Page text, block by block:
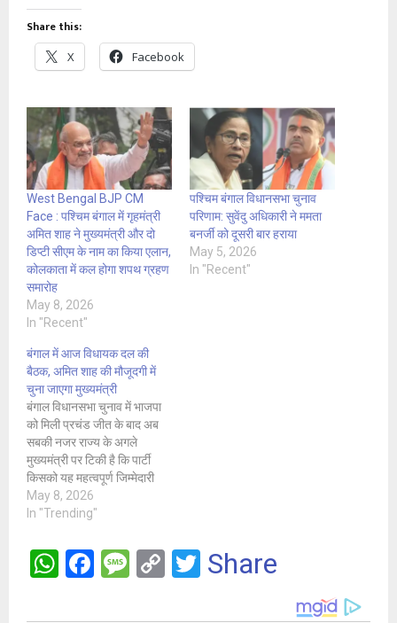
Share this:
X Facebook
West Bengal BJP CM
Face : पश्चिम बंगाल में गृहमंत्री
अमित शाह ने मुख्यमंत्री और दो
डिप्टी सीएम के नाम का किया एलान,
कोलकाता में कल होगा शपथ ग्रहण
समारोह
May 8, 2026
In "Recent"
पश्चिम बंगाल विधानसभा चुनाव
परिणाम: सुवेंदु अधिकारी ने ममता
बनर्जी को दूसरी बार हराया
May 5, 2026
In "Recent"
बंगाल में आज विधायक दल की
बैठक, अमित शाह की मौजूदगी में
चुना जाएगा मुख्यमंत्री
बंगाल विधानसभा चुनाव में भाजपा
को मिली प्रचंड जीत के बाद अब
सबकी नजर राज्य के अगले
मुख्यमंत्री पर टिकी है कि पार्टी
किसको यह महत्वपूर्ण जिम्मेदारी
सौंपती है। शुक्रवार को इस पर से
पर्दा हट जाएगा। विधायक दल के
अमित शाह कोलकाता…
May 8, 2026
In "Trending"
W
F
M
C
T
Share